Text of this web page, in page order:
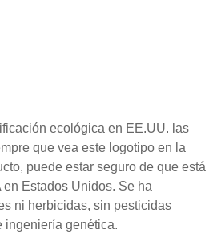
ecológica en EE.UU. las
que vea este logotipo en la
puede estar seguro de que está
Estados Unidos. Se ha
ni herbicidas, sin pesticidas
ingeniería genética.